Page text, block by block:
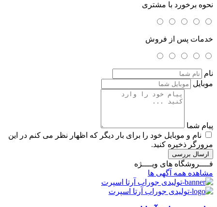
نحوه برخورد با مشتری
خدمات پس از فروش
نام
موبایل
پیام شما
نام و موبایل خود را برای بار دیگر که اظهار نظر می کنم در این
مرورگر ذخیره کنید.
ارسال بررسی
فــــروشگاه های ویــــژه
مشاهده همه آگهی ها